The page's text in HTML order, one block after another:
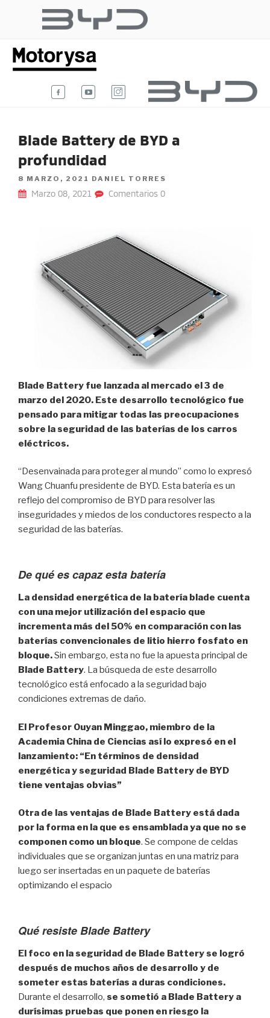
COLOMBIA
Blade Battery de BYD a
profundidad
POSTED
ON
8 MARZO, 2021 DANIEL TORRES
Marzo 08, 2021 Comentarios 0
Blade Battery fue lanzada al mercado el 3 de
marzo del 2020. Este desarrollo tecnológico fue
pensado para mitigar todas las preocupaciones
sobre la seguridad de las baterías de los carros
eléctricos.
“Desenvainada para proteger al mundo” como lo expresó
Wang Chuanfu presidente de BYD. Esta batería es un
reflejo del compromiso de BYD para resolver las
inseguridades y miedos de los conductores respecto a la
seguridad de las baterías.
De qué es capaz esta batería
La densidad energética de la batería blade cuenta
con una mejor utilización del espacio que
incrementa más del 50% en comparación con las
baterías convencionales de litio hierro fosfato en
bloque.Sin embargo, esta no fue la apuesta principal de
Blade Battery. La búsqueda de este desarrollo
tecnológico está enfocado a la seguridad bajo
condiciones extremas de daño.
El Profesor Ouyan Minggao, miembro de la
Academia China de Ciencias así lo expresó en el
lanzamiento: “En términos de densidad
energética y seguridad Blade Battery de BYD
tiene ventajas obvias”
Otra de las ventajas de Blade Battery está dada
por la forma en la que es ensamblada ya que no se
componen como un bloque. Se compone de celdas
individuales que se organizan juntas en una matriz para
luego ser insertadas en un paquete de baterías
optimizando el espacio
Qué resiste Blade Battery
El foco en la seguridad de Blade Battery se logró
después de muchos años de desarrollo y de
someter estas baterías a duras condiciones.
Durante el desarrollo, se sometió a Blade Battery a
durísimas pruebas que ponen en riesgo la